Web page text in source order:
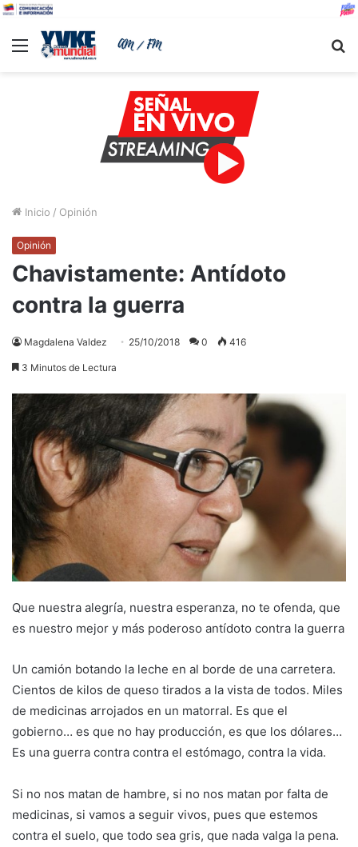
Menu
Inicio / Opinión
Opinión
Chavistamente: Antídoto
contra la guerra
Magdalena Valdez 25/10/2018 0 416
3 Minutos de Lectura
Que nuestra alegría, nuestra esperanza, no te ofenda, que
es nuestro mejor y más poderoso antídoto contra la guerra
Un camión botando la leche en al borde de una carretera.
Cientos de kilos de queso tirados a la vista de todos. Miles
de medicinas arrojados en un matorral. Es que el
gobierno… es que no hay producción, es que los dólares…
Es una guerra contra contra el estómago, contra la vida.
Si no nos matan de hambre, si no nos matan por falta de
medicinas, si vamos a seguir vivos, pues que estemos
contra el suelo, que todo sea gris, que nada valga la pena.